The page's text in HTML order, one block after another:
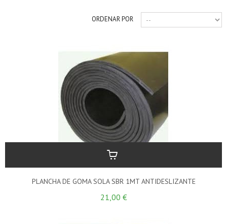
ORDENAR POR
PLANCHA DE GOMA SOLA SBR 1MT ANTIDESLIZANTE
21,00 €